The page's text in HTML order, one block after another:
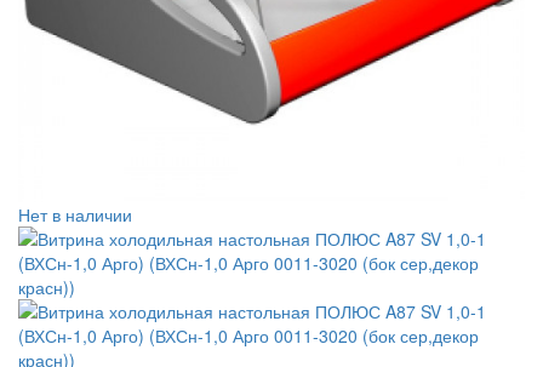
Нет в наличии